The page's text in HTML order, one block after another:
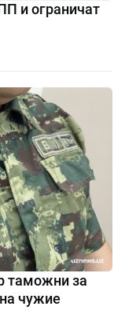
и ограничат
таможни за
чужие